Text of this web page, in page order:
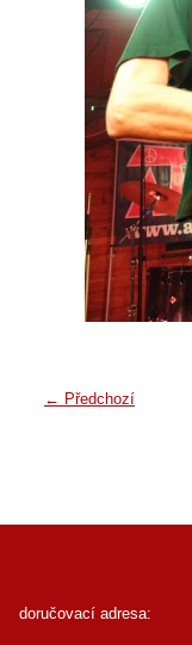
← Předchozí
doručovací adresa: